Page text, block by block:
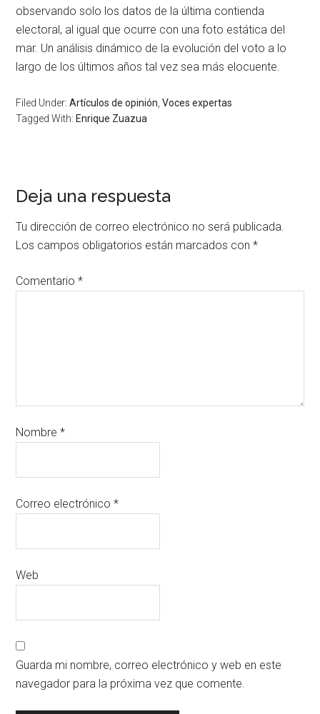
observando solo los datos de la última contienda
electoral, al igual que ocurre con una foto estática del
mar. Un análisis dinámico de la evolución del voto a lo
largo de los últimos años tal vez sea más elocuente.
Filed Under:Artículos de opinión ,Voces expertas
Tagged With: Enrique Zuazua
Deja una respuesta
Tu dirección de correo electrónico no será publicada.
Los campos obligatorios están marcados con*
Comentario*
Nombre*
Correo electrónico*
Web
Guarda mi nombre, correo electrónico y web en este
navegador para la próxima vez que comente.